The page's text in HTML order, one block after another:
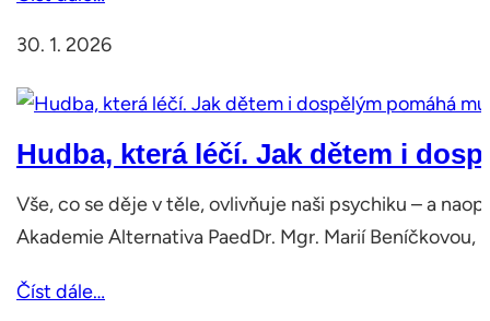
30. 1. 2026
Hudba, která léčí. Jak dětem i
Vše, co se děje v těle, ovlivňuje naši psychiku – a
Akademie Alternativa PaedDr. Mgr. Marií Beníčkovou,
Číst dále…